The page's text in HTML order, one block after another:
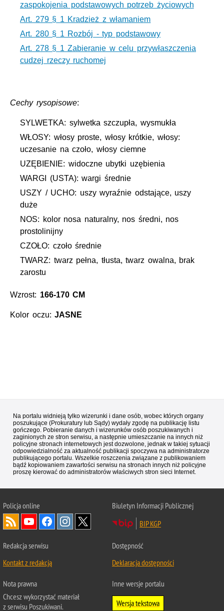
zaspokojenia podstawowych potrzeb życiowych
Art. 279 § 1 Kradzież z włamaniem
Art. 280 § 1 Rozbój - typ podstawowy
Art. 278 § 1 Zabieranie w celu przywłaszczenia
cudzej rzeczy ruchomej
Cechy rysopisowe:
SYLWETKA: sylwetka szczupła, wysmukła
WŁOSY: włosy proste, włosy krótkie, włosy:
uczesanie na czoło, włosy ciemne
UZĘBIENIE: widoczne ubytki uzębienia
WARGI (USTA): wargi średnie
USZY / UCHO: uszy wyraźnie odstające, uszy
duże
NOS: kolor nosa naturalny, nos średni, nos
prostolinijny
CZOŁO: czoło średnie
TWARZ: twarz pełna, tłusta, twarz owalna, brak
zarostu
Wzrost: 166-170 CM
Kolor oczu:JASNE
Na portalu widnieją tylko wizerunki i dane osób, wobec których organy
poszukujące (Prokuratury lub Sądy) wydały zgodę na publikację listu
gończego. Pobieranie danych i wizerunków osób poszukiwanych i
zaginionych ze stron serwisu, a następnie umieszczanie na innych niż
policyjne stronach internetowych jest dozwolone, jednak w takiej sytuacji
odpowiedzialność za aktualność publikacji spoczywa na administratorze
publikującego portalu. Wszelkie roszczenia związane z publikowaniem
bądź kopiowaniem zawartości serwisu na stronach innych niż policyjne
proszę kierować do administratorów właściwych stron sieci Internet.
Policjaonline
Biuletyn Informacji Publicznej
BIP KGP
Redakcja serwisu
Kontakt z redakcją
Dostępność
Deklaracja dostępności
Nota prawna
Chcesz wykorzystać materiał
z serwisu Poszukiwani.
Inne wersje portalu
Wersja tekstowa